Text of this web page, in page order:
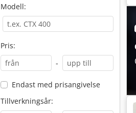
Modell:
Pris:
-
Endast med prisangivelse
Tillverkningsår: